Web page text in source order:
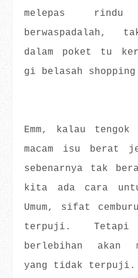
melepas
berwaspadalah,
dalam poket tu
gi belasah
Emm, kalau
macam isu berat
sebenarnya tak
kita ada cara
Umum, sifat
terpuji. Tetapi
berlebihan akan
yang tidak terpuji.